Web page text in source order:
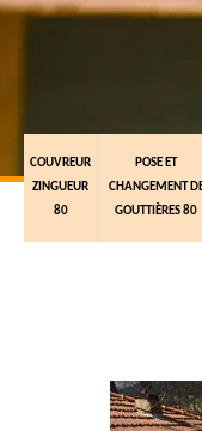
COUVREUR
ZINGUEUR
80
POSE ET
CHANGEMENT
GOUTTIÈRES 80